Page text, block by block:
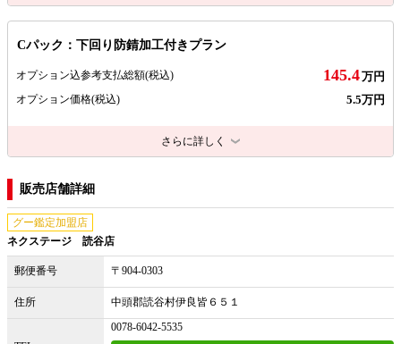
Cパック：下回り防錆加工付きプラン
オプション込参考支払総額(税込) 145.4万円
オプション価格(税込) 5.5万円
さらに詳しく
販売店舗詳細
グー鑑定加盟店
ネクステージ 読谷店
郵便番号 〒904-0303
住所 中頭郡読谷村伊良皆６５１
0078-6042-5535